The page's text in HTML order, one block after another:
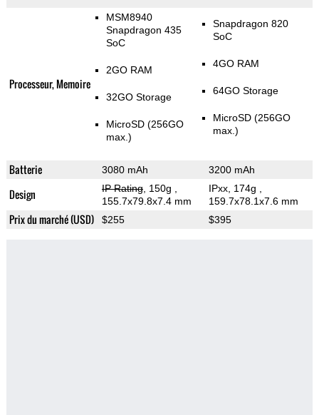
Processeur, Memoire
MSM8940
Snapdragon 435
SoC
2GO RAM
32GO Storage
MicroSD (256GO
max.)
Snapdragon 820
SoC
4GO RAM
64GO Storage
MicroSD (256GO
max.)
Batterie 3080 mAh 3200 mAh
Design IP Rating, 150g
155.7x79.8x7.4 mm
IPxx, 174g
159.7x78.1x7.6 mm
Prix du marché (USD) $255 $395